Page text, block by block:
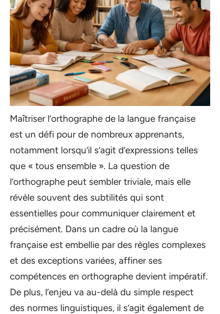
Maîtriser l’orthographe de la langue française
est un défi pour de nombreux apprenants,
notamment lorsqu’il s’agit d’expressions telles
que « tous ensemble ». La question de
l’orthographe peut sembler triviale, mais elle
révèle souvent des subtilités qui sont
essentielles pour communiquer clairement et
précisément. Dans un cadre où la langue
française est embellie par des règles complexes
et des exceptions variées, affiner ses
compétences en orthographe devient impératif.
De plus, l’enjeu va au-delà du simple respect
des normes linguistiques, il s’agit également de